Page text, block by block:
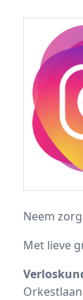
Neem
Met lieve
Orkestlaan